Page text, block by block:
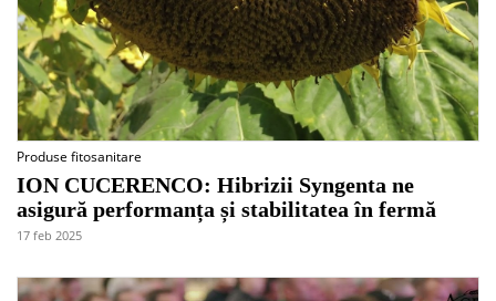
Produse fitosanitare
ION CUCERENCO: Hibrizii Syngenta ne
asigură performanța și stabilitatea în fermă
17 feb 2025